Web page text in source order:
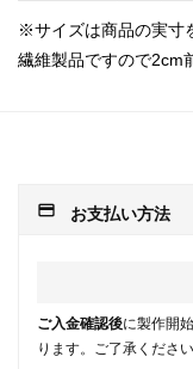
※サイズは商品の実寸
繊維製品ですので2cm
payment お支払い方法
ご入金確認後に製作開
ります。ご了承ください